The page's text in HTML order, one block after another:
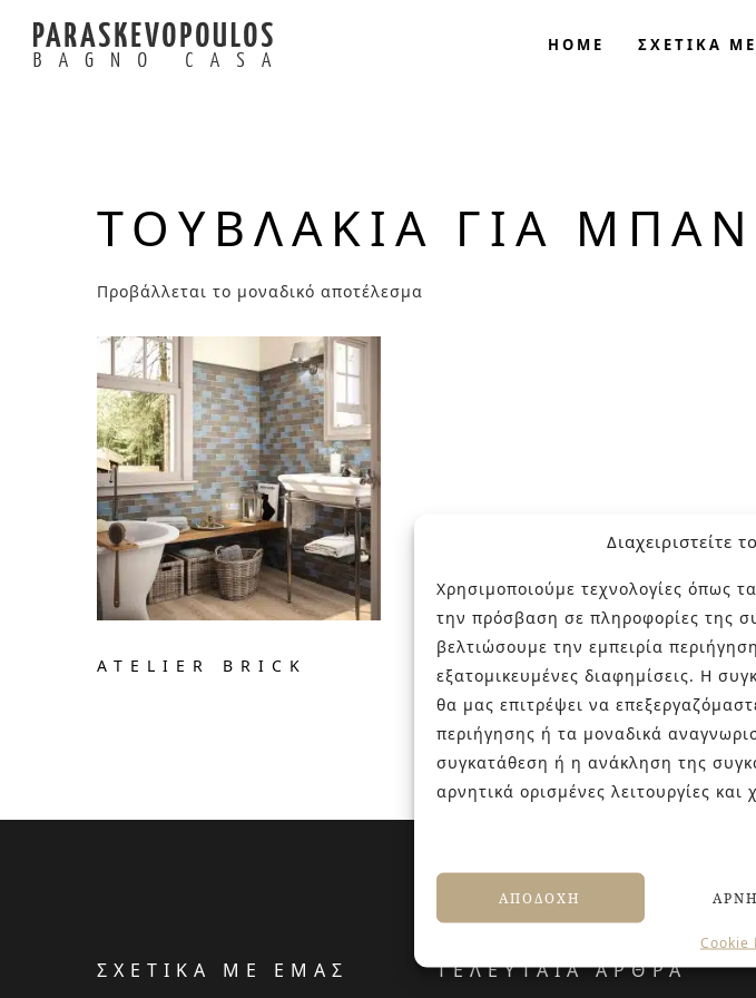
Διαχειριστείτε
Χρησιμοποιούμε τεχνολογίες όπως
την πρόσβαση σε πληροφορίες της
βελτιώσουμε την εμπειρία
εξατομικευμένες διαφημίσεις. Η
θα μας επιτρέψει να
περιήγησης ή τα μοναδικά
συγκατάθεση ή η ανάκληση της
αρνητικά ορισμένες λειτουργίες και
ΑΠΟΔΟΧΉ
Cookie
HOME ΣΧΕΤΙΚΑ
ΤΟΥΒΛΆΚΙΑ ΓΙΑ
Προβάλλεται το μοναδικό αποτέλεσμα
ATELIER BRICK
ΣΧΕΤΙΚΑ ΜΕ ΕΜΑΣ ΤΕΛΕΥΤΑΙΑ ΑΡΘΡΑ